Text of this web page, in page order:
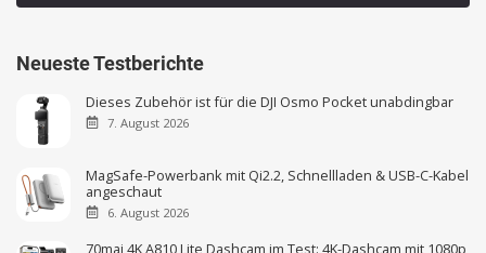
Neueste Testberichte
Dieses Zubehör ist für die DJI Osmo Pocket unabdingbar
7. August 2026
MagSafe-Powerbank mit Qi2.2, Schnellladen & USB-C-Kabel
angeschaut
6. August 2026
70mai 4K A810 Lite Dashcam im Test: 4K-Dashcam mit 1080p